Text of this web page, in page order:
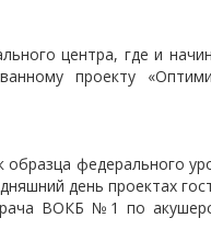
центра, где и
проекту
федерального
день проектах
ВОКБ №1 по